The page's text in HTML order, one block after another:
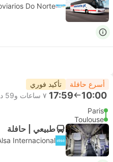
Do Norte
أسرع حافلة تأكيد فوري
10:00
17:59 ٧ ساعات و‫59 دقائق
Paris
Toulouse
طبيعي | حافلة
Internacional